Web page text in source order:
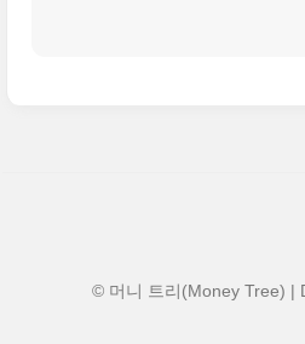
© 머니 트리(Money Tree) |